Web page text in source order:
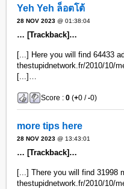
Yeh Yeh ล็อตโต้
28 NOV 2023 @ 01:38:04
… [Trackback]…
[...] Here you will find 64433
thestupidnetwork.fr/2010/10/
[...]…
Score :0 (+0 /-0)
more tips here
28 NOV 2023 @ 13:43:01
… [Trackback]…
[...] There you will find 31998
thestupidnetwork.fr/2010/10/